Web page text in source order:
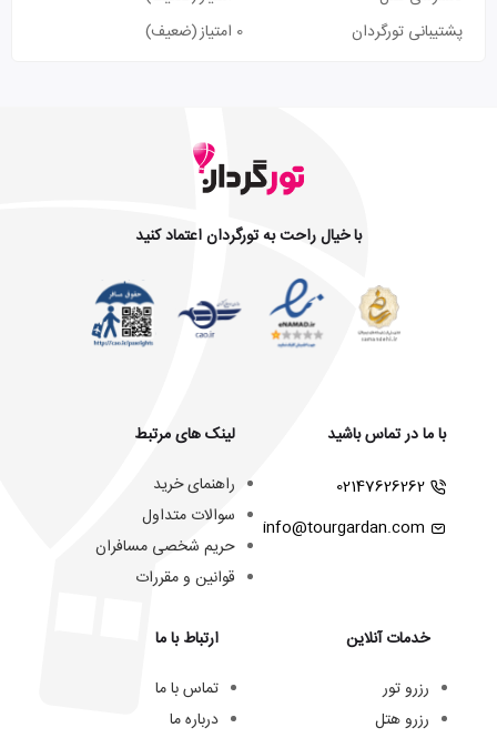
پشتیبانی تورگردان
0 امتیاز (ضعیف)
با خیال راحت به تورگردان اعتماد کنید
با ما در تماس باشید
02147626262
info@tourgardan.com
خدمات آنلاین
رزرو تور
رزرو هتل
لینک های مرتبط
راهنمای خرید
سوالات متداول
حریم شخصی مسافران
قوانین و مقررات
ارتباط با ما
تماس با ما
درباره ما